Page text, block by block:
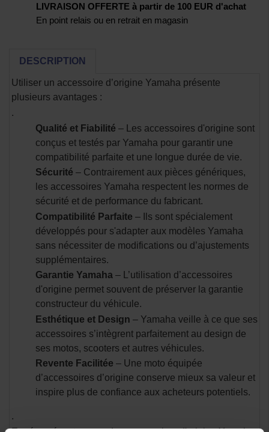
LIVRAISON OFFERTE à partir de 100 EUR d'achat
En point relais ou en retrait en magasin
DESCRIPTION
Utiliser un accessoire d’origine Yamaha présente
plusieurs avantages :
.
Qualité et Fiabilité – Les accessoires d'origine sont
conçus et testés par Yamaha pour garantir une
compatibilité parfaite et une longue durée de vie.
Sécurité – Contrairement aux pièces génériques,
les accessoires Yamaha respectent les normes de
sécurité et de performance du fabricant.
Compatibilité Parfaite – Ils sont spécialement
développés pour s'adapter aux modèles Yamaha
sans nécessiter de modifications ou d’ajustements
supplémentaires.
Garantie Yamaha – L’utilisation d’accessoires
d'origine permet souvent de préserver la garantie
constructeur du véhicule.
Esthétique et Design – Yamaha veille à ce que ses
accessoires s’intègrent parfaitement au design de
ses motos, scooters et autres véhicules.
Revente Facilitée – Une moto équipée
d’accessoires d’origine conserve mieux sa valeur et
inspire plus de confiance aux acheteurs potentiels.
.